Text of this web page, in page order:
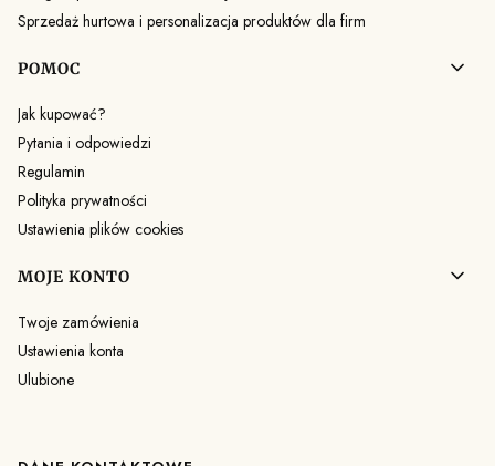
Sprzedaż hurtowa i personalizacja produktów dla firm
POMOC
Jak kupować?
Pytania i odpowiedzi
Regulamin
Polityka prywatności
Ustawienia plików cookies
MOJE KONTO
Twoje zamówienia
Ustawienia konta
Ulubione